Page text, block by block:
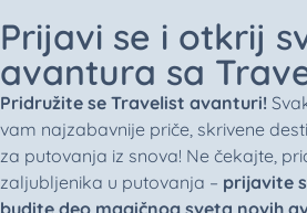
Prijavi se i otkrij
avantura sa
Pridružite se Travelist avanturi!
vam najzabavnije priče, skrivene
za putovanja iz snova! Ne čekajte,
zaljubljenika u putovanja – prijavite
budite deo magičnog sveta novih